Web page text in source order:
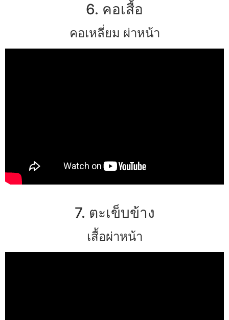
6. คอเสื้อ
คอเหลี่ยม ผ่าหน้า
7. ตะเข็บข้าง
เสื้อผ่าหน้า